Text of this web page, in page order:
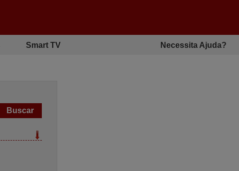
Smart TV Necessita Ajuda?